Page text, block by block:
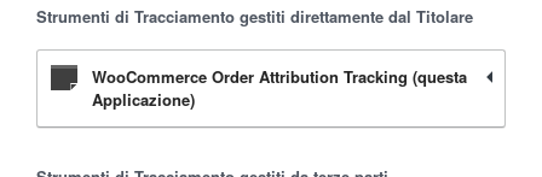
Strumenti di Tracciamento gestiti direttamente dal Titolare
WooCommerce Order Attribution Tracking (questa
Applicazione)